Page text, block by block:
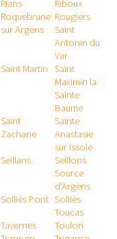
Rians
Riboux
Roquebrune
sur Argens
Rougiers
Saint
Antonin du
Var
Saint Martin
Saint
Maximin la
Sainte
Baume
Saint
Zacharie
Sainte
Anastasie
sur Issole
Seillans
Seillons
Source
d'Argens
Solliès Pont Solliès
Toucas
Tavernes
Toulon